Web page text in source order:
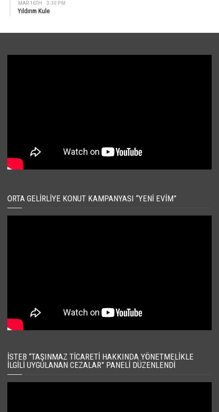
MAR 16TH 3:30 PM
Yıldırım Kule
ORTA GELIRLIYE KONUT KAMPANYASI “YENI EVIM”
İSTEB “TAŞINMAZ TICARETI HAKKINDA YÖNETMELIKLE
İLGILI UYGULANAN CEZALAR” PANELI DÜZENLENDI